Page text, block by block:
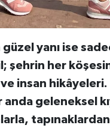
güzel yanı ise
şehrin her
insan
anda geleneksel